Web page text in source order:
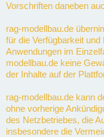
Vorschriften daneben
rag-modellbau.de
für die Verfügbarkeit
Anwendungen im
modellbau.de keine
der Inhalte auf der
rag-modellbau.de kann
ohne vorherige
des Netzbetriebes, die
insbesondere die